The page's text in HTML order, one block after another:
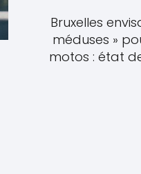
Bruxelles
méduses »
motos : état